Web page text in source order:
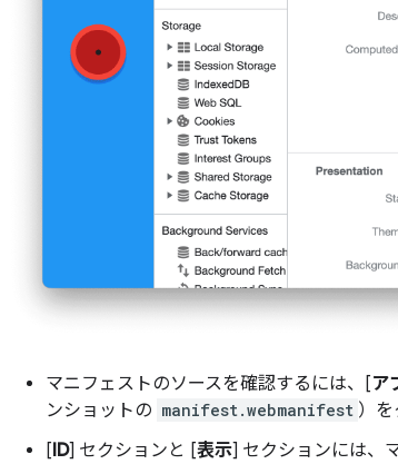
マニフェストのソースを確認するには、[ア
ンショットの manifest.webmanifest ）を
[ID] セクションと [表示] セクションには、